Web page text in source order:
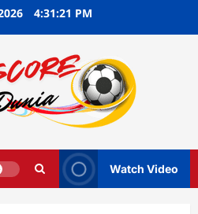
4:31:22 PM
Watch Video